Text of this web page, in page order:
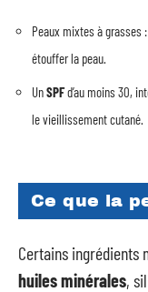
Peaux mixtes à grasses
étouffer la peau.
UnSPFd’au moins 30,
le vieillissement cutané.
Ce que la
Certains ingrédients
huiles minérales,